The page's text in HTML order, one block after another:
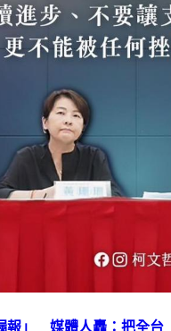
報」 媒體人轟：把全台